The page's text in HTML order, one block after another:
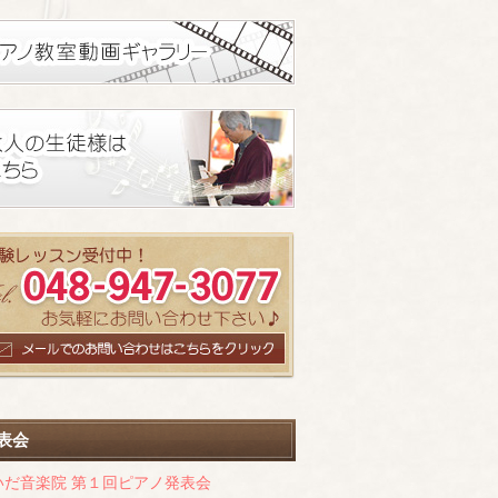
会
だ音楽院 第１回ピアノ発表会